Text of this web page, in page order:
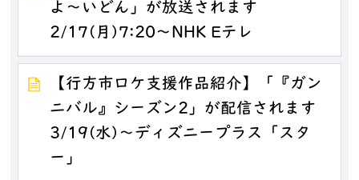
よ～いどん」が放送されます
2/17(月)7:20～NHK Eテレ
【行方市ロケ支援作品紹介】「『ガン
ニバル』シーズン2」が配信されます
3/19(水)～ディズニープラス「スタ
ー」